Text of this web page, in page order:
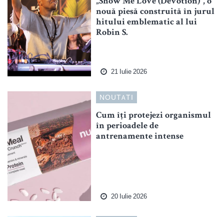
nouă piesă construită în jurul
hitului emblematic al lui
Robin S.
21 Iulie 2026
NOUTATI
Cum îți protejezi organismul
în perioadele de
antrenamente intense
20 Iulie 2026